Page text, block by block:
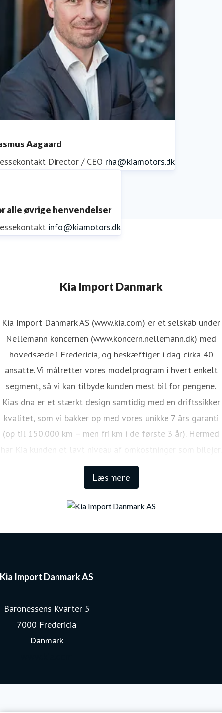
Aagaard
Director / CEO rha@kiamotors.dk
alle øvrige henvendelser
info@kiamotors.dk
Kia Import Danmark
Læs mere
Kia Import Danmark AS (www.kia.com) er et selskab under
Nellemann koncernen (www.koncern.nellemann.dk) med
hovedsæde i Fredericia, og beskæftiger i dag cirka 40
ansatte. Vi målretter vores modelprogram i hvert enkelt
segment, så vi kan tilbyde kunden mest bil for pengene.
Kias dna er et stærkt design samtidig med en driftssikker
kvalitet, som vi bakker op med vores unikke 7 års garanti
(op til 150.000 km – men fri km i de første 3 år). Hermed
har Kia kunden et lavt niveau af omkostninger som bilejer.
Den lange garanti sikrer samtidig én af de højeste
restværdier i markedet.
Kia Import Danmark AS
Baronessens Kvarter 5
7000 Fredericia
Danmark